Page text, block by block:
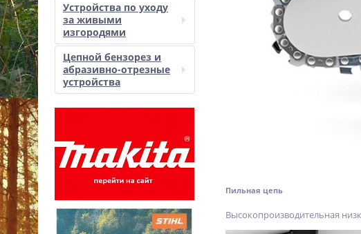
Устройства по уходу
за живыми
изгородями
Цепной бензорез и
абразивно-отрезные
устройства
Пильная цепь
Высокопроизводительная